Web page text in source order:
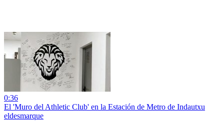
0:36
El 'Muro del Athletic Club' en la Estación de Metro de Indautxu
eldesmarque